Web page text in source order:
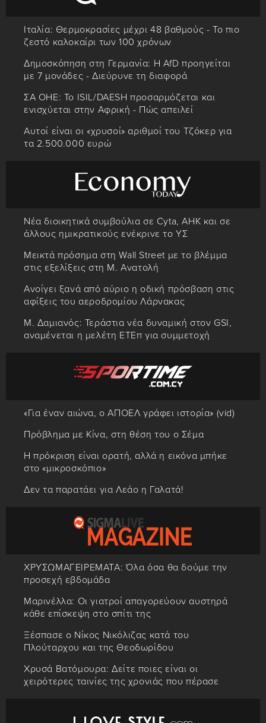
Ιταλία: Θερμοκρασίες μέχρι 48 βαθμούς - Το πιο
ζεστό καλοκαίρι των 100 χρόνων
Δημοσκόπηση στη Γερμανία: Η AfD προηγείται
με 7 μονάδες - Διεύρυνε τη διαφορά
ΣΑ ΟΗΕ: Το ISIL/DAESH προσαρμόζεται και
ενισχύεται στην Αφρική - Πώς απειλεί
Αυτοί είναι οι «χρυσοί» αριθμοί του Τζόκερ για
τα 2.500.000 ευρώ
Νέα διοικητικά συμβούλια σε Cyta, AHK και σε
άλλους ημικρατικούς ενέκρινε το ΥΣ
Μεικτά πρόσημα στη Wall Street με το βλέμμα
στις εξελίξεις στη Μ. Ανατολή
Ανοίγει ξανά από αύριο η οδική πρόσβαση στις
αφίξεις του αεροδρομίου Λάρνακας
Μ. Δαμιανός: Τεράστια νέα δυναμική στον GSI,
αναμένεται η μελέτη ΕΤΕπ για συμμετοχή
«Για έναν αιώνα, ο ΑΠΟΕΛ γράφει ιστορία» (vid)
Πρόβλημα με Κίνα, στη θέση του ο Σέμα
Η πρόκριση είναι ορατή, αλλά η εικόνα μπήκε
στο «μικροσκόπιο»
Δεν τα παρατάει για Λεάο η Γαλατά!
ΧΡΥΣΩΜΑΓΕΙΡΕΜΑΤΑ: Όλα όσα θα δούμε την
προσεχή εβδομάδα
Μαρινέλλα: Οι γιατροί απαγορεύουν αυστηρά
κάθε επίσκεψη στο σπίτι της
Ξέσπασε ο Νίκος Νικόλιζας κατά του
Πλούταρχου και της Θεοδωρίδου
Χρυσά Βατόμουρα: Δείτε ποιες είναι οι
χειρότερες ταινίες της χρονιάς που πέρασε